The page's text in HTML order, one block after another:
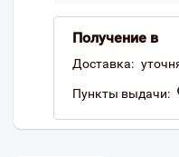
Получение в
Доставка:
Пункты выдачи: